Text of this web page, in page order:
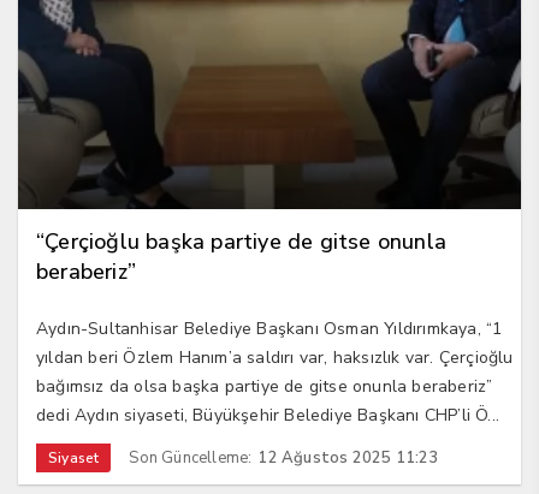
“Çerçioğlu başka partiye de gitse onunla
beraberiz”
Aydın-Sultanhisar Belediye Başkanı Osman Yıldırımkaya, “1
yıldan beri Özlem Hanım’a saldırı var, haksızlık var. Çerçioğlu
bağımsız da olsa başka partiye de gitse onunla beraberiz”
dedi Aydın siyaseti, Büyükşehir Belediye Başkanı CHP’li Ö...
Siyaset Son Güncelleme: 12 Ağustos 2025 11:23